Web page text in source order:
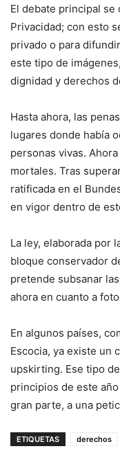
El debate principal
Privacidad; con esto
privado o para
este tipo de
dignidad y derechos
Hasta ahora, las
lugares donde había
personas vivas.
mortales. Tras
ratificada en el
en vigor dentro de
La ley, elaborada por
bloque conservador
pretende subsanar
ahora en cuanto a
En algunos países,
Escocia, ya existe un
upskirting. Ese tipo
principios de este
gran parte, a una
ETIQUETAS derechos